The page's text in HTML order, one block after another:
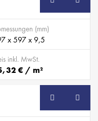
(mm)
x 597 x 9,5
inkl. MwSt.
€ / m²